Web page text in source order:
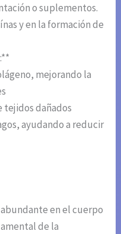
o suplementos.
y en la formación de
mejorando la
tejidos dañados
ayudando a reducir
en el cuerpo
de la